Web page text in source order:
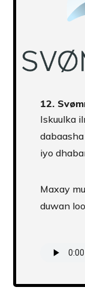
12.
Iskuulka
iyo
Maxay
duwan